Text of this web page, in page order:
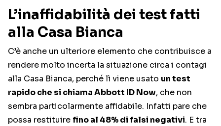
L’inaffidabilità dei test fatti
alla Casa Bianca
C’è anche un ulteriore elemento che contribuisce a
rendere molto incerta la situazione circa i contagi
alla Casa Bianca, perché lì viene usato un test
rapido che si chiama Abbott ID Now, che non
sembra particolarmente affidabile. Infatti pare che
possa restituire fino al 48% di falsi negativi. E tra